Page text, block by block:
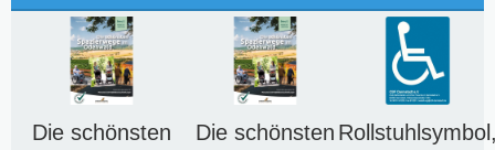
Die schönsten
Die schönsten